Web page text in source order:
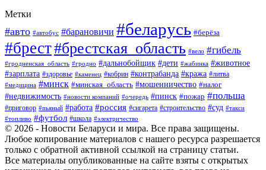
Метки
#авто #автобус #барановичи #беларусь #берёза
#брест#брестская_область #вело #гибель
#гродненская_область #гродно #дальнобойщик #дети #жабинка #животное
#зарплата #здоровье #каменец #кобрин #контрабанда #кража #литва
#медицина #минск #минская_область #мошенничество #налог
#недвижимость #новости компаний #очередь #пинск #пожар #польша
#приговор #пьяный #работа #россия #сигарета #строительство #суд #такси
#топливо #футбол #школа #электричество
© 2026 - Новости Беларуси и мира. Все права защищены.
Любое копирование материалов с нашего ресурса разрешается
только с обратной активной ссылкой на страницу статьи.
Все материалы опубликованные на сайте взяты с открытых